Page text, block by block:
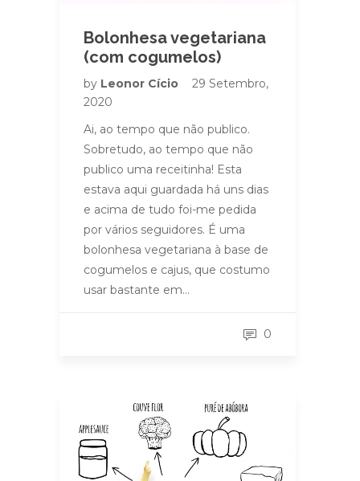
Bolonhesa vegetariana
(com cogumelos)
by Leonor Cício
29 Setembro,
2020
Ai, ao tempo que não publico.
Sobretudo, ao tempo que não
publico uma receitinha! Esta
estava aqui guardada há uns dias
e acima de tudo foi-me pedida
por vários seguidores. É uma
bolonhesa vegetariana à base de
cogumelos e cajus, que costumo
usar bastante em…
0